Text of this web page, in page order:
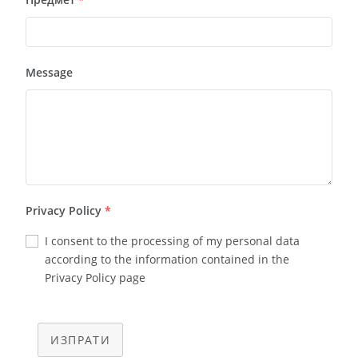
Message
Privacy Policy *
I consent to the processing of my personal data
according to the information contained in the
Privacy Policy page
ИЗПРАТИ